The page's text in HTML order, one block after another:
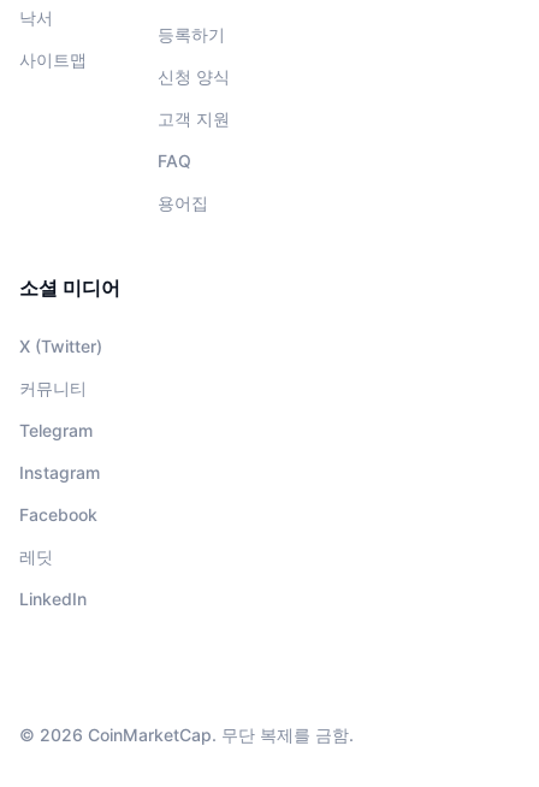
낙서
사이트맵
등록하기
신청 양식
고객 지원
FAQ
용어집
소셜 미디어
X (Twitter)
커뮤니티
Telegram
Instagram
Facebook
레딧
LinkedIn
© 2026 CoinMarketCap. 무단 복제를 금함.